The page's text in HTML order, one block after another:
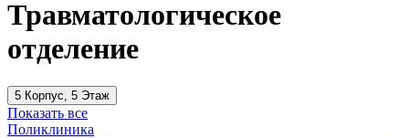
Травматологическое
отделение
5 Корпус, 5 Этаж
Показать все
Поликлиника